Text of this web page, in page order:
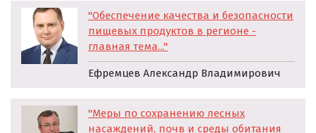
"Обеспечение качества и безопасности
пищевых продуктов в регионе -
главная тема..."
Ефремцев Александр Владимирович
"Меры по сохранению лесных
насаждений, почв и среды обитания